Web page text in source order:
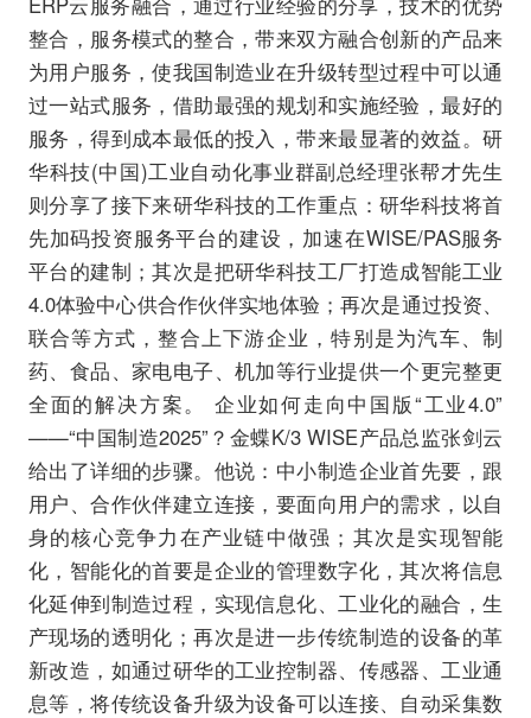
整合，服务模式的整合，带来双方融合创新的产品来
为用户服务，使我国制造业在升级转型过程中可以通
过一站式服务，借助最强的规划和实施经验，最好的
服务，得到成本最低的投入，带来最显著的效益。研
华科技(中国)工业自动化事业群副总经理张帮才先生
则分享了接下来研华科技的工作重点：研华科技将首
先加码投资服务平台的建设，加速在WISE/PAS服务
平台的建制；其次是把研华科技工厂打造成智能工业
4.0体验中心供合作伙伴实地体验；再次是通过投资、
联合等方式，整合上下游企业，特别是为汽车、制
药、食品、家电电子、机加等行业提供一个更完整更
全面的解决方案。 企业如何走向中国版“工业4.0”
——“中国制造2025”？金蝶K/3 WISE产品总监张剑云
给出了详细的步骤。他说：中小制造企业首先要，跟
用户、合作伙伴建立连接，要面向用户的需求，以自
身的核心竞争力在产业链中做强；其次是实现智能
化，智能化的首要是企业的管理数字化，其次将信息
化延伸到制造过程，实现信息化、工业化的融合，生
产现场的透明化；再次是进一步传统制造的设备的革
新改造，如通过研华的工业控制器、传感器、工业通
息等，将传统设备升级为设备可以连接、自动采集数